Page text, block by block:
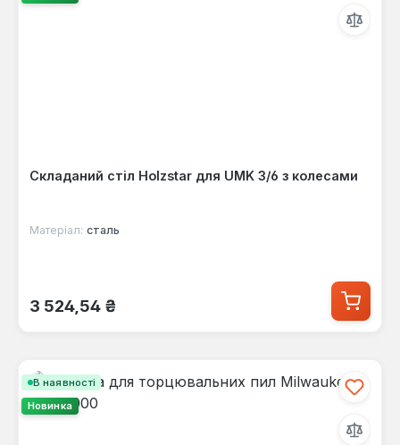
Складаний стіл Holzstar для UMK 3/6 з колесами
Матеріал: сталь
Звичайна ціна:
3 524,54 ₴
В наявності
Новинка